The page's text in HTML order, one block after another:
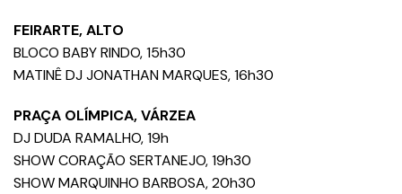
FEIRARTE, ALTO
BLOCO BABY RINDO, 15h30
MATINÊ DJ JONATHAN MARQUES, 16h30
PRAÇA OLÍMPICA, VÁRZEA
DJ DUDA RAMALHO, 19h
SHOW CORAÇÃO SERTANEJO, 19h30
SHOW MARQUINHO BARBOSA, 20h30